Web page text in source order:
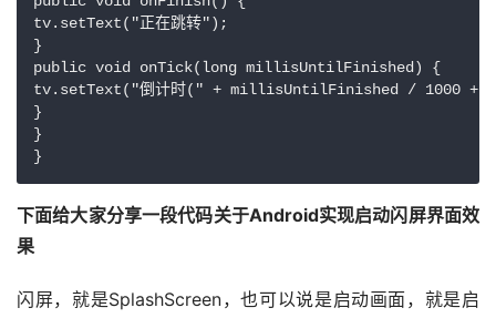
tv.setText("正在跳转");
}
public void onTick(long millisUntilFinished) {
tv.setText("倒计时(" + millisUntilFinished / 1000 +
}
}
}
下面给大家分享一段代码关于Android实现启动闪屏界面效
果
闪屏，就是SplashScreen，也可以说是启动画面，就是启